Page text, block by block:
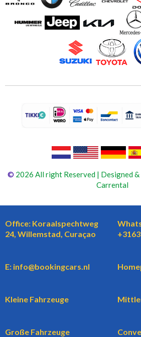
© 2026 All right Reserved | Designed
Carrental
Office: Koraalspechtweg
24, Willemstad, Curaçao
E: info@bookingcars.nl
Kleine Fahrzeuge
Große Fahrzeuge